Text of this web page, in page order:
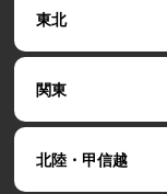
東北
関東
北陸・甲信越